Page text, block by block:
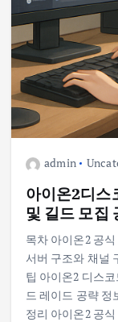
admin
아이온2디스
및 길드 모집
목차 아이온2 공
서버 구조와 채널
팁 아이온2 디스
드 레이드 공략 정
정리 아이온2 공식